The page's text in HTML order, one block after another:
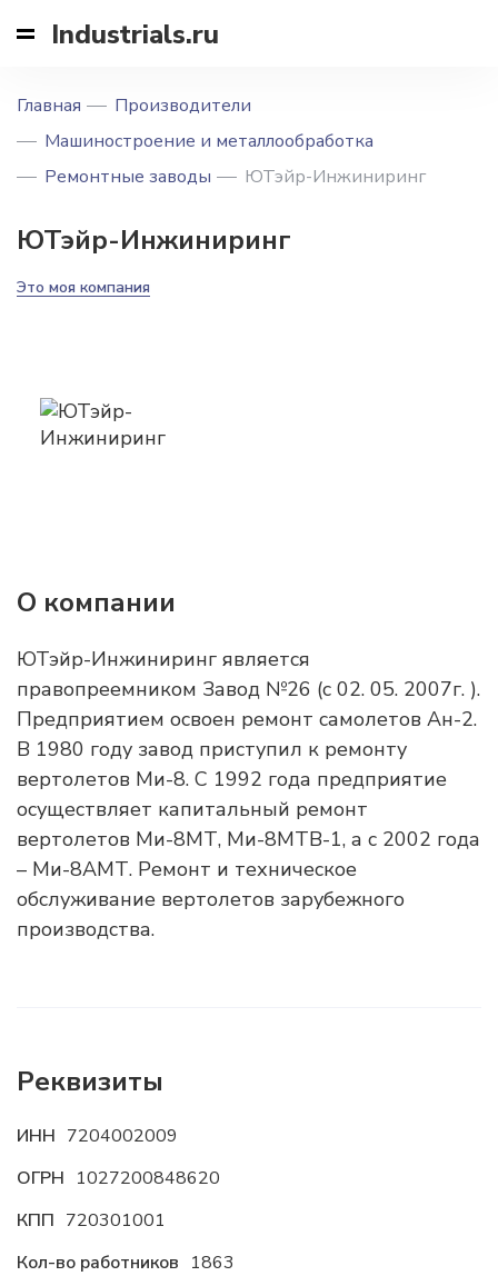
Industrials.ru
Главная
Производители
Машиностроение и металлообработка
Ремонтные заводы
ЮТэйр-Инжиниринг
ЮТэйр-Инжиниринг
Это моя компания
О компании
ЮТэйр-Инжиниринг является
правопреемником Завод №26 (с 02. 05. 2007г. ).
Предприятием освоен ремонт самолетов Ан-2.
В 1980 году завод приступил к ремонту
вертолетов Ми-8. С 1992 года предприятие
осуществляет капитальный ремонт
вертолетов Ми-8МТ, Ми-8МТВ-1, а с 2002 года
– Ми-8АМТ. Ремонт и техническое
обслуживание вертолетов зарубежного
производства.
Реквизиты
ИНН 7204002009
ОГРН 1027200848620
КПП 720301001
Кол-во работников 1863